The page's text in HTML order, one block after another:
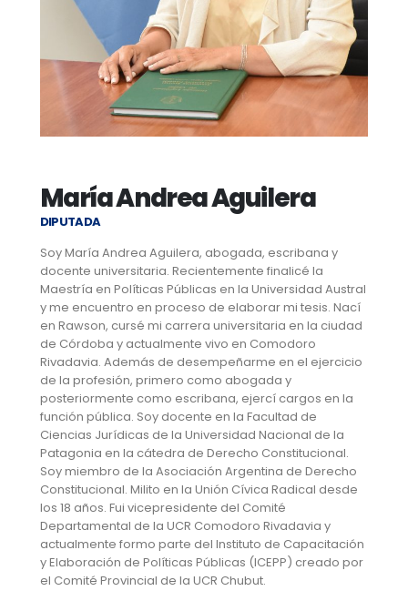
María Andrea Aguilera
DIPUTADA
Soy María Andrea Aguilera, abogada, escribana y
docente universitaria. Recientemente finalicé la
Maestría en Políticas Públicas en la Universidad Austral
y me encuentro en proceso de elaborar mi tesis. Nací
en Rawson, cursé mi carrera universitaria en la ciudad
de Córdoba y actualmente vivo en Comodoro
Rivadavia. Además de desempeñarme en el ejercicio
de la profesión, primero como abogada y
posteriormente como escribana, ejercí cargos en la
función pública. Soy docente en la Facultad de
Ciencias Jurídicas de la Universidad Nacional de la
Patagonia en la cátedra de Derecho Constitucional.
Soy miembro de la Asociación Argentina de Derecho
Constitucional. Milito en la Unión Cívica Radical desde
los 18 años. Fui vicepresidente del Comité
Departamental de la UCR Comodoro Rivadavia y
actualmente formo parte del Instituto de Capacitación
y Elaboración de Políticas Públicas (ICEPP) creado por
el Comité Provincial de la UCR Chubut.